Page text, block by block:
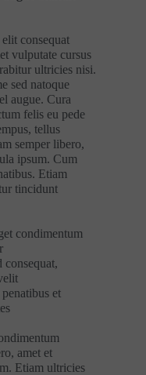
consequat
vulputate cursus
ultricies nisi.
sed natoque
augue. Cura
felis eu pede
tellus
semper libero,
ipsum. Cum
Etiam
tincidunt
condimentum
consequat,
et
amet et
Etiam ultricies